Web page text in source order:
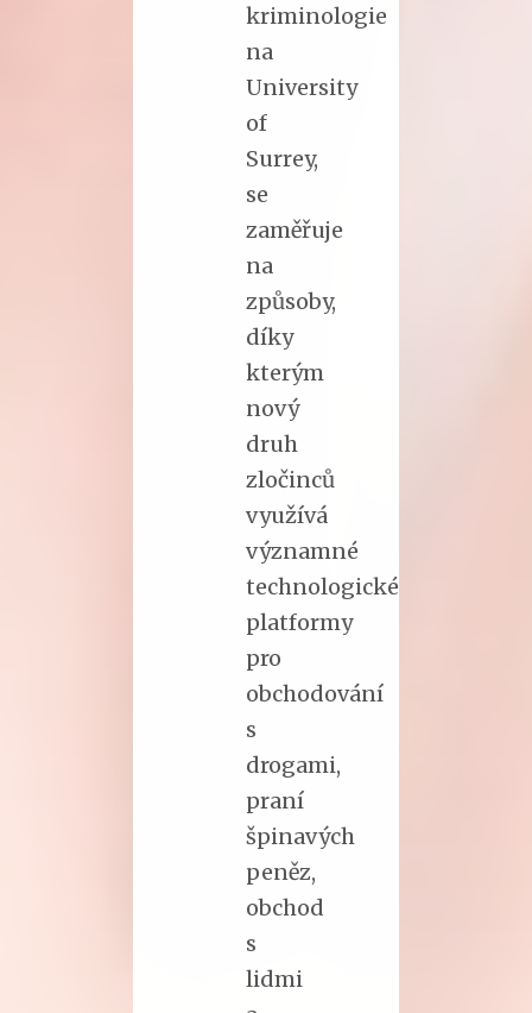
kriminologie
na
University
of
Surrey,
se
zaměřuje
na
způsoby,
díky
kterým
nový
druh
zločinců
využívá
významné
technologické
platformy
pro
obchodování
s
drogami,
praní
špinavých
peněz,
obchod
s
lidmi